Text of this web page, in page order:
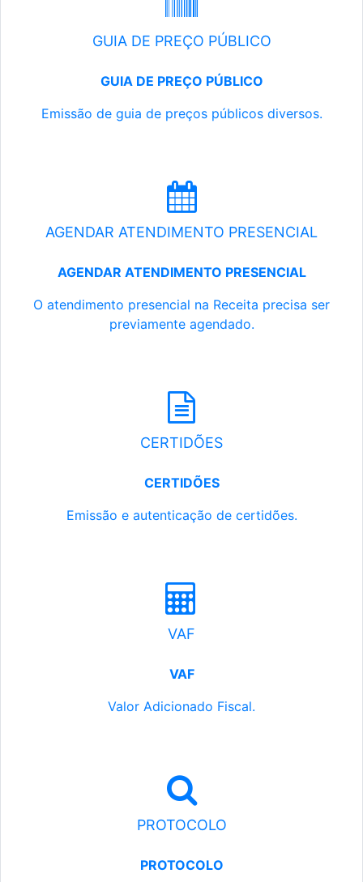
GUIA DE PREÇO PÚBLICO
GUIA DE PREÇO PÚBLICO
Emissão de guia de preços públicos diversos.
AGENDAR ATENDIMENTO PRESENCIAL
AGENDAR ATENDIMENTO PRESENCIAL
O atendimento presencial na Receita precisa ser
previamente agendado.
CERTIDÕES
CERTIDÕES
Emissão e autenticação de certidões.
VAF
VAF
Valor Adicionado Fiscal.
PROTOCOLO
PROTOCOLO